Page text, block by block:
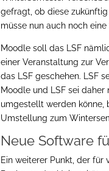
gefragt, ob diese
müsse nun auch noch
Moodle soll das LSF
einer Veranstaltung zur
das LSF geschehen. LSF
Moodle und LSF sei
umgestellt werden könne,
Umstellung zum
Neue Software
Ein weiterer Punkt, der für